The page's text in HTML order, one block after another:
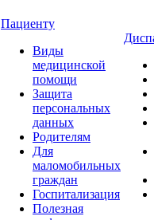
Пациенту
Виды
медицинской
помощи
Защита
персональных
данных
Родителям
Для
маломобильных
граждан
Госпитализация
Полезная